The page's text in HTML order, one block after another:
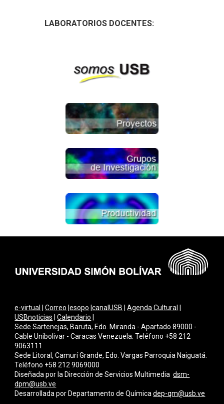
LABORATORIOS DOCENTES:
e-virtual |Correo |esopo |canalUSB |Agenda Cultural
USBnoticias |Calendario
Sede Sartenejas, Baruta, Edo. Miranda - Apartado 89000 -
Cable Unibolivar - Caracas Venezuela. Teléfono +58 212
9063111
Sede Litoral, Camurí Grande, Edo. Vargas Parroquia Naiguatá.
Teléfono +58 212 9069000
Diseñada por la Dirección de Servicios Multimediadsm-
dpm@usb.ve
Desarrollada por Departamento de Químicadep-qm@usb.ve